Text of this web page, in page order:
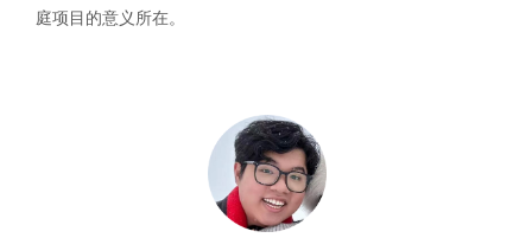
庭项目的意义所在。